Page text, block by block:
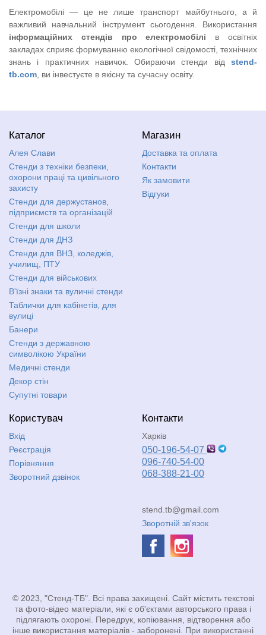
Електромобілі — це не лише транспорт майбутнього, а й
важливий навчальний інструмент сьогодення. Використання
інформаційних стендів про електромобілі в освітніх
закладах сприяє формуванню екологічної свідомості, технічних
знань і практичних навичок. Обираючи стенди від stend-
tb.com, ви інвестуєте в якісну та сучасну освіту.
Каталог
Алея Слави
Стенди з техніки безпеки,
охорони праці та цивільного
захисту
Стенди для держустанов,
підприємств та організацій
Стенди для школи
Стенди для ДНЗ
Стенди для ВНЗ, коледжів,
училищ, ПТУ
Стенди для військових
В'їзні знаки та вуличні стенди
Таблички для кабінетів, для
вулиці
Банери
Стенди з державною
символікою України
Медичні стенди
Декор стін
Супутні товари
Магазин
Доставка та оплата
Контакти
Як замовити
Відгуки
Користувач
Вхід
Реєстрація
Порівняння
Зворотний дзвінок
Контакти
Харків
050-196-54-07
096-740-54-00
068-388-21-00
stend.tb@gmail.com
Зворотній зв'язок
© 2023, "Стенд-ТБ". Всі права захищені. Сайт містить текстові
та фото-відео матеріали, які є об'єктами авторського права і
підлягають охороні. Передрук, копіювання, відтворення або
інше використання матеріалів - заборонені. При використанні